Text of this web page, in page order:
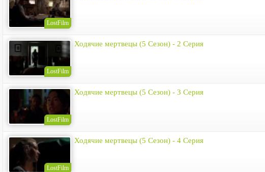
LostFilm
LostFilm
Ходячие мертвецы (5 Сезон) - 2 Серия
LostFilm
Ходячие мертвецы (5 Сезон) - 3 Серия
LostFilm
Ходячие мертвецы (5 Сезон) - 4 Серия